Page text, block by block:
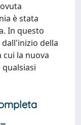
è stata
In questo
della
la nuova